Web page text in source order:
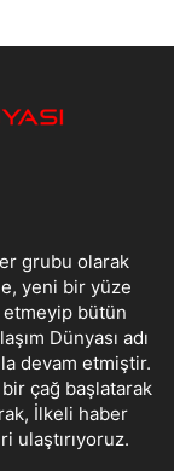
grubu olarak
yeni bir yüze
bütün
Dünyası adı
devam etmiştir.
bir çağ başlatarak
İlkeli haber
ulaştırıyoruz.